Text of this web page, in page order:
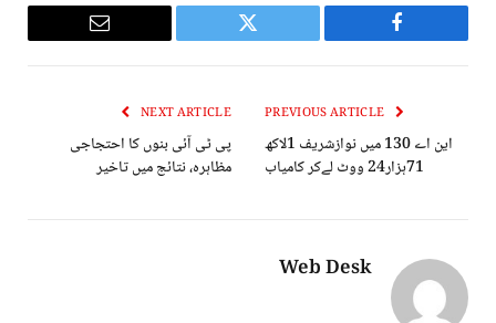
Facebook
Twitter
Email
این اے 130 میں نوازشریف 1لاکھ
71ہزار24 ووٹ لےکر کامیاب
NEXT ARTICLE
پی ٹی آئی بنوں کا احتجاجی
مظاہرہ، نتائج میں تاخیر
Web Desk